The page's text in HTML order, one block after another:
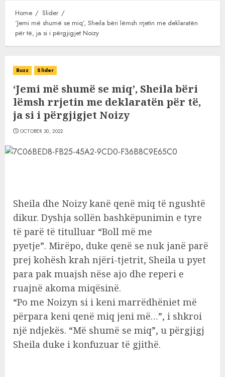
Home
Slider
‘Jemi më shumë se miq’, Sheila bëri lëmsh rrjetin me deklaratën
për të, ja si i përgjigjet Noizy
Buzz Slider
‘Jemi më shumë se miq’, Sheila bëri
lëmsh rrjetin me deklaratën për të,
ja si i përgjigjet Noizy
OCTOBER 30, 2022
Sheila dhe Noizy kanë qenë miq të ngushtë
dikur. Dyshja sollën bashkëpunimin e tyre
të parë të titulluar “Boll më me
pyetje”. Mirëpo, duke qenë se nuk janë parë
prej kohësh krah njëri-tjetrit, Sheila u pyet
para pak muajsh nëse ajo dhe reperi e
ruajnë akoma miqësinë.
“Po me Noizyn si i keni marrëdhëniet më
përpara keni qenë miq jeni më…”, i shkroi
një ndjekës. “Më shumë se miq”, u përgjigj
Sheila duke i konfuzuar të gjithë.